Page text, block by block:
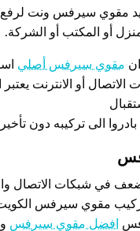
مقوي سيرفس ونت
أو المكتب أو الشركة.
مقوي سيرفس أصلي
الاتصال أو الانترنت يعتبر
الى تركيبه دون
في شبكات الاتصال
مقوي سيرفس
افضل مقوي سيرفس